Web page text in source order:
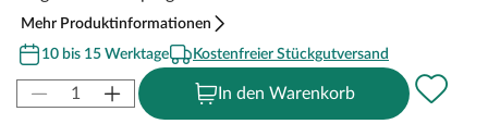
Mehr Produktinformationen
10 bis 15 Werktage
Kostenfreier Stückgutversand
In den Warenkorb